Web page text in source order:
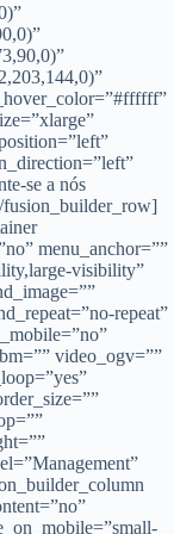
se a nós
menu_anchor=””
visibility”
repeat”
video_ogv=””